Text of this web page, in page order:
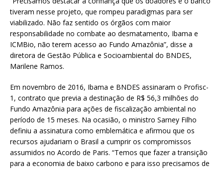
tiveram nesse projeto, que rompeu paradigmas para ser
viabilizado. Não faz sentido os órgãos com maior
responsabilidade no combate ao desmatamento, Ibama e
ICMBio, não terem acesso ao Fundo Amazônia”, disse a
diretora de Gestão Pública e Socioambiental do BNDES,
Marilene Ramos.
Em novembro de 2016, Ibama e BNDES assinaram o Profisc-
1, contrato que previa a destinação de R$ 56,3 milhões do
Fundo Amazônia para ações de fiscalização ambiental no
período de 15 meses. Na ocasião, o ministro Sarney Filho
definiu a assinatura como emblemática e afirmou que os
recursos ajudariam o Brasil a cumprir os compromissos
assumidos no Acordo de Paris. “Temos que fazer a transição
para a economia de baixo carbono e para isso precisamos de